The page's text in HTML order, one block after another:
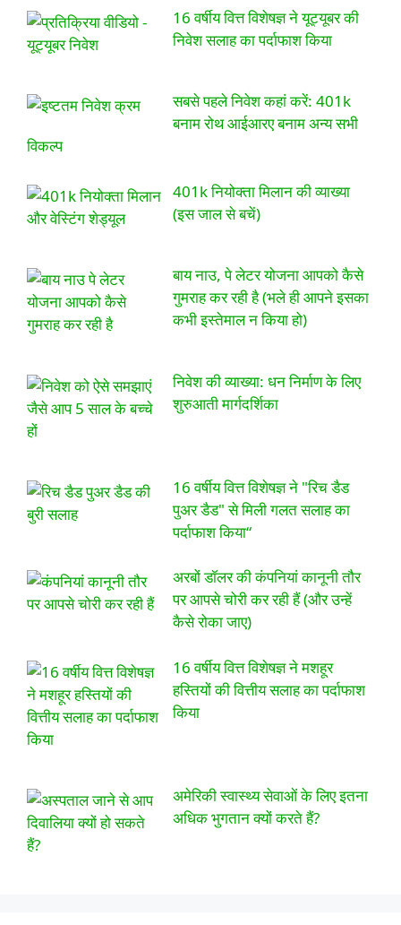
16 वर्षीय वित्त विशेषज्ञ ने यूट्यूबर की
निवेश सलाह का पर्दाफाश किया
सबसे पहले निवेश कहां करें: 401k
बनाम रोथ आईआरए बनाम अन्य सभी
विकल्प
401k नियोक्ता मिलान की व्याख्या
(इस जाल से बचें)
बाय नाउ, पे लेटर योजना आपको कैसे
गुमराह कर रही है (भले ही आपने इसका
कभी इस्तेमाल न किया हो)
निवेश की व्याख्या: धन निर्माण के लिए
शुरुआती मार्गदर्शिका
16 वर्षीय वित्त विशेषज्ञ ने "रिच डैड
पुअर डैड" से मिली गलत सलाह का
पर्दाफाश किया“
अरबों डॉलर की कंपनियां कानूनी तौर
पर आपसे चोरी कर रही हैं (और उन्हें
कैसे रोका जाए)
16 वर्षीय वित्त विशेषज्ञ ने मशहूर
हस्तियों की वित्तीय सलाह का पर्दाफाश
किया
अमेरिकी स्वास्थ्य सेवाओं के लिए इतना
अधिक भुगतान क्यों करते हैं?